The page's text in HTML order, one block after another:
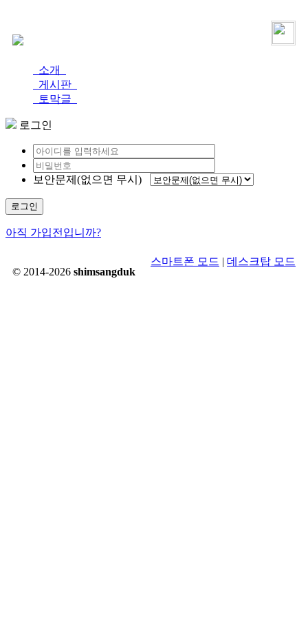
소개
게시판
토막글
로그인
보안문제(없으면 무시)
로그인
아직 가입전입니까?
© 2014-2026 shimsangduk
스마트폰 모드 | 데스크탑 모드